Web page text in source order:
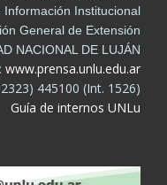
Institucional
General de Extensión
NACIONAL DE LUJÁN
www.prensa.unlu.edu.ar
445100 (Int. 1526)
Guía de internos UNLu